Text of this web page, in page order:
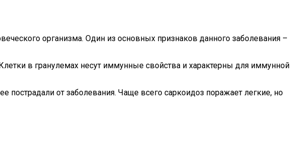
организма. Один из основных признаков данного заболевания –
в гранулемах несут иммунные свойства и характерны для иммунной
пострадали от заболевания. Чаще всего саркоидоз поражает легкие, но